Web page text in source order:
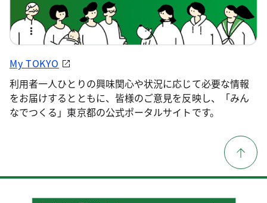
My TOKYO
利用者一人ひとりの興味関心や状況に応じて必要な情報
をお届けするとともに、皆様のご意見を反映し、「みん
なでつくる」東京都の公式ポータルサイトです。